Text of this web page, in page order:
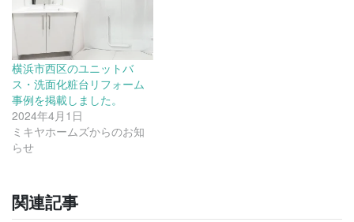
横浜市西区のユニットバ
ス・洗面化粧台リフォーム
事例を掲載しました。
2024年4月1日
ミキヤホームズからのお知
らせ
関連記事